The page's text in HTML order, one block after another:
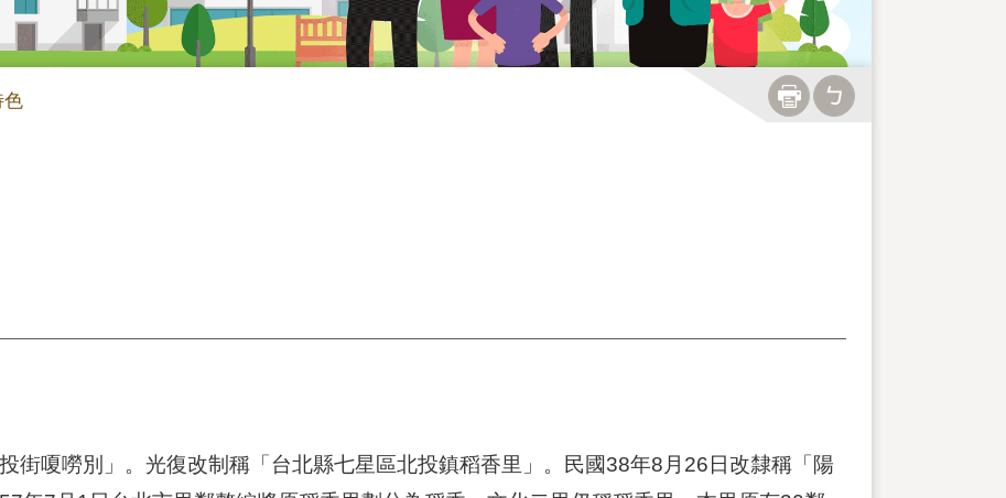
色
街嗄嘮別」。光復改制稱「台北縣七星區北投鎮稻香里」。民國38年8月26日改隸稱「陽